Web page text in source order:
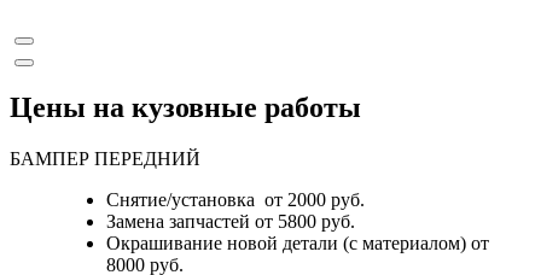
Цены на кузовные работы
БАМПЕР ПЕРЕДНИЙ
Снятие/установка от 2000 руб.
Замена запчастей от 5800 руб.
Окрашивание новой детали (с материалом) от
8000 руб.